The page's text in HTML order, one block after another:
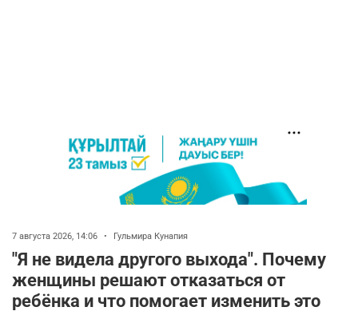
2760 2
🇫🇷 Клуб ПСЖ объявил об открытии своей
футбольной академии в Астане
8
🚗 Казахстанцев убедили оформить
автокредиты за вознаграждение
2726 11
7 августа 2026, 14:06 • Гульмира Кунапия
"Я не видела другого выхода". Почему
женщины решают отказаться от
ребёнка и что помогает изменить это